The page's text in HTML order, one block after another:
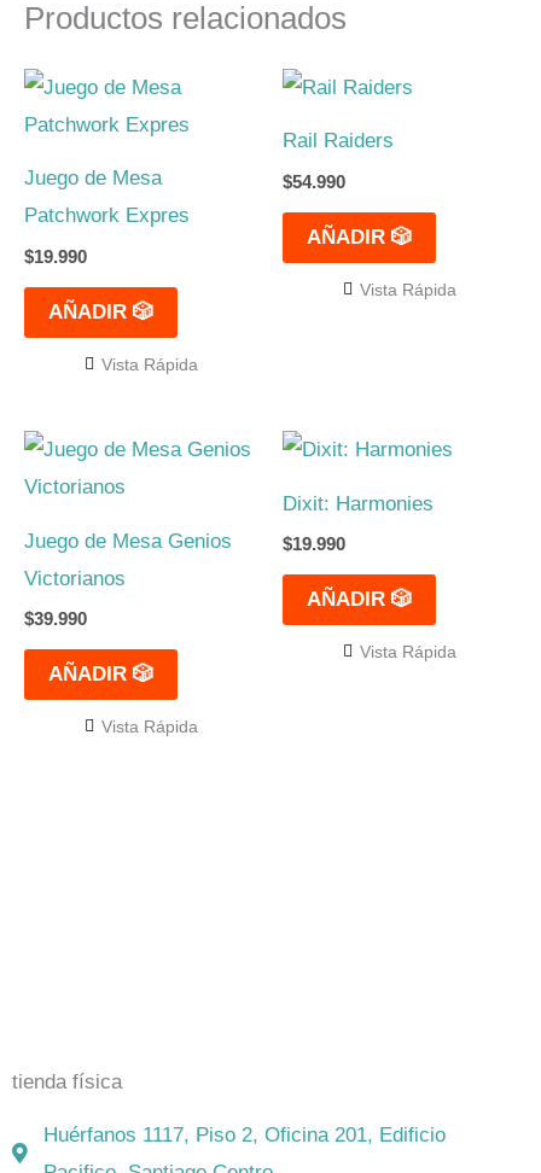
Productos relacionados
Juego de Mesa
Patchwork Expres
$19.990
AÑADIR 🎲
Vista Rápida
Rail Raiders
$54.990
AÑADIR 🎲
Vista Rápida
Juego de Mesa Genios
Victorianos
$39.990
AÑADIR 🎲
Vista Rápida
Dixit: Harmonies
$19.990
AÑADIR 🎲
Vista Rápida
tienda física
Huérfanos 1117, Piso 2, Oficina 201, Edificio